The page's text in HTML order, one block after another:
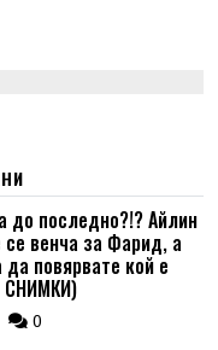
до последно?!? Айлин
се венча за Фарид, а
да повярвате кой е
0